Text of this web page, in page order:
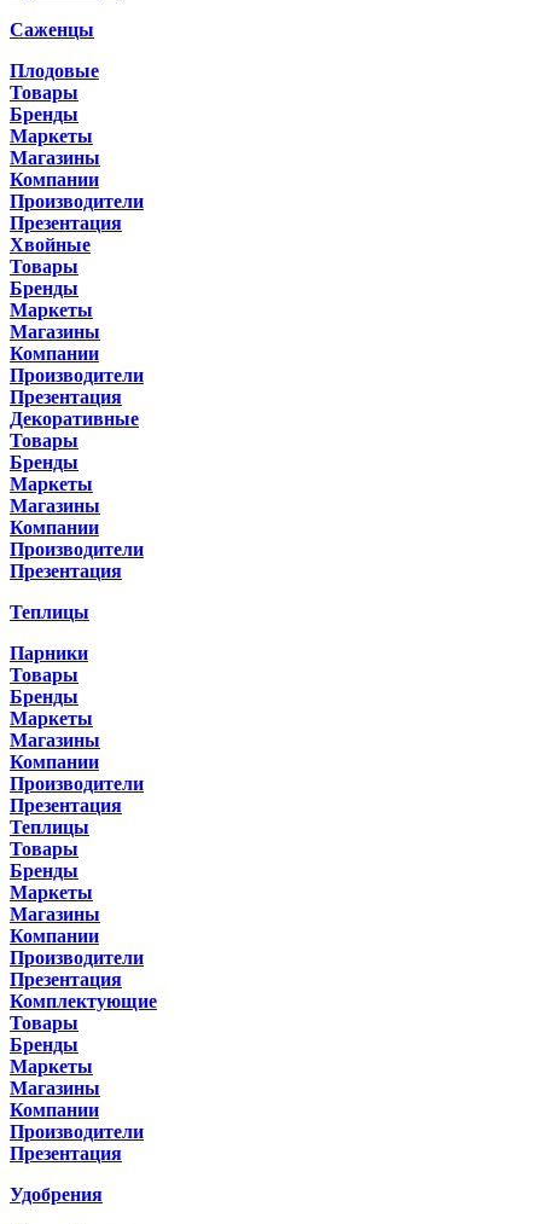
Саженцы
Плодовые
Товары
Бренды
Маркеты
Магазины
Компании
Производители
Презентация
Хвойные
Товары
Бренды
Маркеты
Магазины
Компании
Производители
Презентация
Декоративные
Товары
Бренды
Маркеты
Магазины
Компании
Производители
Презентация
Теплицы
Парники
Товары
Бренды
Маркеты
Магазины
Компании
Производители
Презентация
Теплицы
Товары
Бренды
Маркеты
Магазины
Компании
Производители
Презентация
Комплектующие
Товары
Бренды
Маркеты
Магазины
Компании
Производители
Презентация
Удобрения